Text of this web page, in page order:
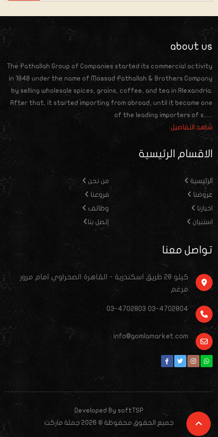
about us
The Fathallah Group of Companies started its commercial activity
in 1948 under the name of Mossad Fathallah & Brothers Company
by selling wholesale spices, grains, coffee, and tea in Alexandria.
After that, it started importing from abroad, until it became one
of the leading importers of s......
شاهد التفاصيل
الاقسام الرئيسية
الرئيسية
من نحن
عروضنا
فروعنا
اخبارنا
وظائف
استبيان
إتصل بنا
تواصل معنا
كيلو ٢٨ طريق اسكندرية - القاهرة الصحراوي امام مرور
مرغم
03-4702803 03-4702804
info@gomlamarket.com
Developed By softTSP
جميع الحقوق محفوظة © 2026 جملة ماركت